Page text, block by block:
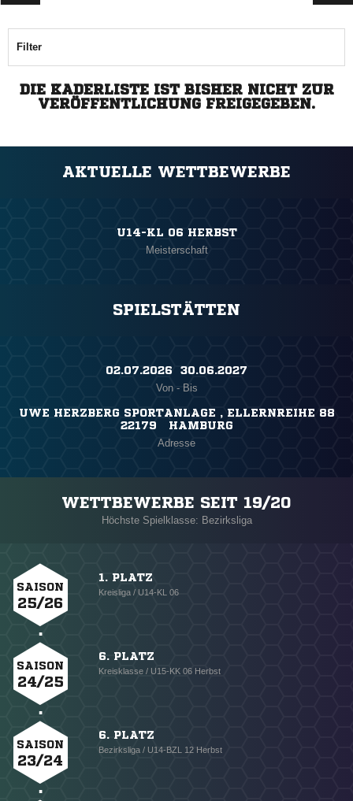
Filter
DIE KADERLISTE IST BISHER NICHT ZUR
VERÖFFENTLICHUNG FREIGEGEBEN.
AKTUELLE WETTBEWERBE
U14-KL 06 HERBST
Meisterschaft
SPIELSTÄTTEN
02.07.2026 ​ 30.06.2027
Von - Bis
UWE HERZBERG SPORTANLAGE , ELLERNREIHE 88
22179 HAMBURG
Adresse
WETTBEWERBE SEIT 19/20
Höchste Spielklasse: Bezirksliga
SAISON
25/26
1. PLATZ
Kreisliga / U14-KL 06
SAISON
24/25
6. PLATZ
Kreisklasse / U15-KK 06 Herbst
SAISON
23/24
6. PLATZ
Bezirksliga / U14-BZL 12 Herbst